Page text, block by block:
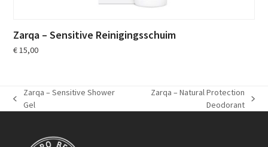
Zarqa – Sensitive Reinigingsschuim
€15,00
previous
Zarqa – Sensitive Shower
Gel
Zarqa – Natural Protection
Deodorant